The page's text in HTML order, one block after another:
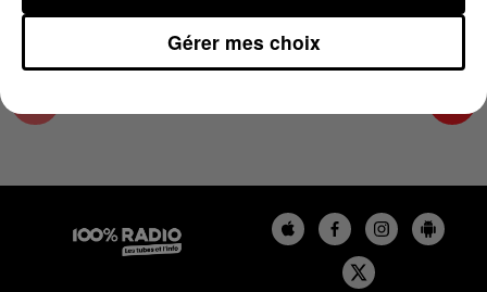
Gérer mes choix